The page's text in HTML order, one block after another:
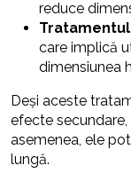
reduce
care implică
dimensiunea
Deși aceste
efecte secundare,
asemenea, ele
lungă.